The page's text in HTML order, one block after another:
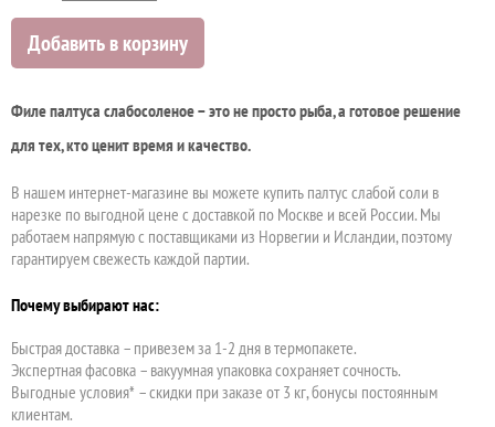
Добавить в корзину
Филе палтуса слабосоленое – это не просто рыба, а готовое решение
для тех, кто ценит время и качество.
В нашем интернет-магазине вы можете купить палтус слабой соли в
нарезке по выгодной цене с доставкой по Москве и всей России. Мы
работаем напрямую с поставщиками из Норвегии и Исландии, поэтому
гарантируем свежесть каждой партии.
Почему выбирают нас:
Быстрая доставка – привезем за 1-2 дня в термопакете.
Экспертная фасовка – вакуумная упаковка сохраняет сочность.
Выгодные условия* – скидки при заказе от 3 кг, бонусы постоянным
клиентам.